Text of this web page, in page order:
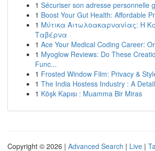
1 Sécuriser son adresse personnelle
1 Boost Your Gut Health: Affordable
1 Μύτικα Αιτωλοακαρνανίας: Η
Ταβέρνα
1 Ace Your Medical Coding Career:
1 Myoglow Reviews: Do These
Func...
1 Frosted Window Film: Privacy &
1 The India Hostess Industry : A
1 Köşk Kapısı : Muamma Bir Miras
Copyright © 2026 | Advanced Search | Live |